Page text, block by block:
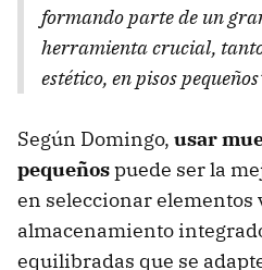
formando parte de un
herramienta crucial,
estético, en pisos
Según Domingo, usar
pequeñospuede ser la
en seleccionar elementos
almacenamiento
equilibradas que se